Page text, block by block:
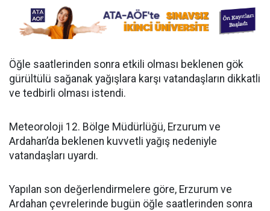
Öğle saatlerinden sonra etkili olması beklenen gök
gürültülü sağanak yağışlara karşı vatandaşların dikkatli
ve tedbirli olması istendi.
Meteoroloji 12. Bölge Müdürlüğü, Erzurum ve
Ardahan’da beklenen kuvvetli yağış nedeniyle
vatandaşları uyardı.
Yapılan son değerlendirmelere göre, Erzurum ve
Ardahan çevrelerinde bugün öğle saatlerinden sonra